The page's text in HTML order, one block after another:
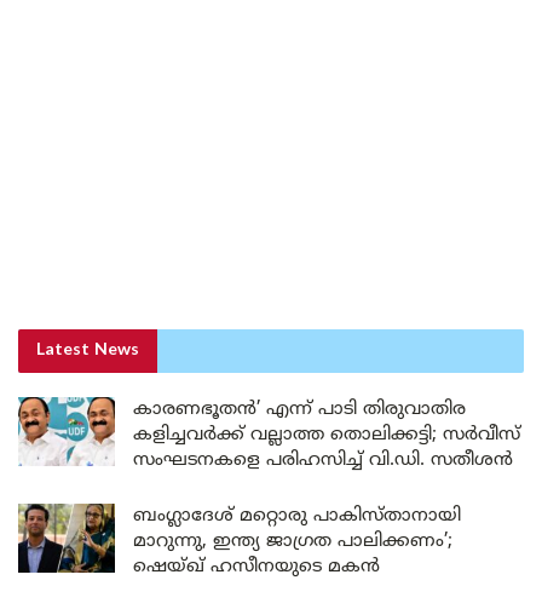
Latest News
കാരണഭൂതൻ’ എന്ന് പാടി തിരുവാതിര
കളിച്ചവർക്ക് വല്ലാത്ത തൊലിക്കട്ടി; സർവീസ്
സംഘടനകളെ പരിഹസിച്ച് വി.ഡി. സതീശൻ
ബംഗ്ലാദേശ് മറ്റൊരു പാകിസ്താനായി
മാറുന്നു, ഇന്ത്യ ജാഗ്രത പാലിക്കണം’;
ഷെയ്ഖ് ഹസീനയുടെ മകൻ